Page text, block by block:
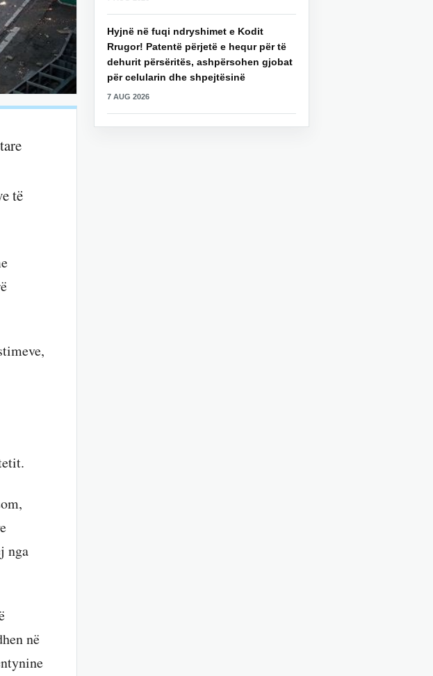
të
nga
në
Hyjnë në fuqi ndryshimet e Kodit
Rrugor! Patentë përjetë e hequr për të
dehurit përsëritës, ashpërsohen gjobat
për celularin dhe shpejtësinë
7 AUG 2026